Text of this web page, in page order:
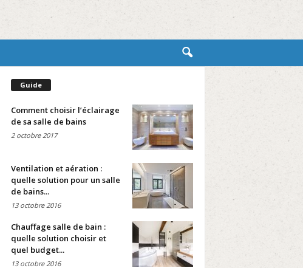
Guide
Comment choisir l’éclairage
de sa salle de bains
2 octobre 2017
Ventilation et aération :
quelle solution pour un salle
de bains...
13 octobre 2016
Chauffage salle de bain :
quelle solution choisir et
quel budget...
13 octobre 2016